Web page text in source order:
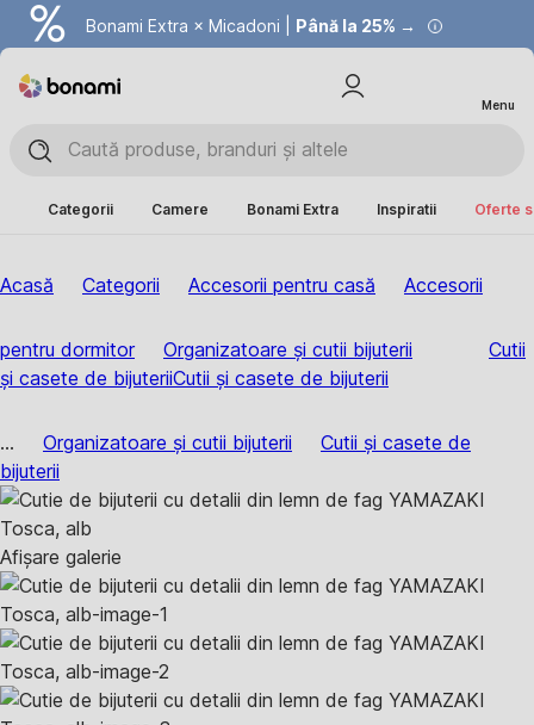
Bonami Extra × Micadoni | Până la 25% →
Summer Sale | Economisești până la 40% →
Menu
Categorii Camere Bonami Extra Inspiratii Oferte
Acasă Categorii Accesorii pentru casă Accesorii
pentru dormitor Organizatoare și cutii bijuterii
Cutii
și casete de bijuteriiCutii și casete de bijuterii
... Organizatoare și cutii bijuterii
Cutii și casete de
bijuterii
Afișare galerie